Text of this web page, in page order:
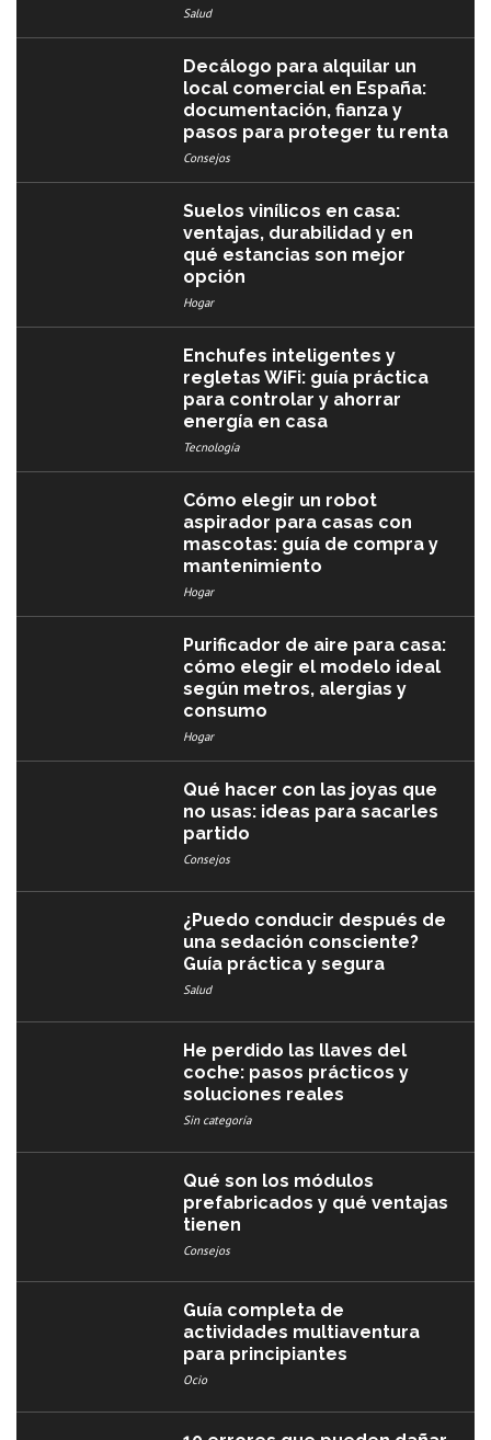
Salud
Decálogo para alquilar un
local comercial en España:
documentación, fianza y
pasos para proteger tu renta
Consejos
Suelos vinílicos en casa:
ventajas, durabilidad y en
qué estancias son mejor
opción
Hogar
Enchufes inteligentes y
regletas WiFi: guía práctica
para controlar y ahorrar
energía en casa
Tecnología
Cómo elegir un robot
aspirador para casas con
mascotas: guía de compra y
mantenimiento
Hogar
Purificador de aire para casa:
cómo elegir el modelo ideal
según metros, alergias y
consumo
Hogar
Qué hacer con las joyas que
no usas: ideas para sacarles
partido
Consejos
¿Puedo conducir después de
una sedación consciente?
Guía práctica y segura
Salud
He perdido las llaves del
coche: pasos prácticos y
soluciones reales
Sin categoría
Qué son los módulos
prefabricados y qué ventajas
tienen
Consejos
Guía completa de
actividades multiaventura
para principiantes
Ocio